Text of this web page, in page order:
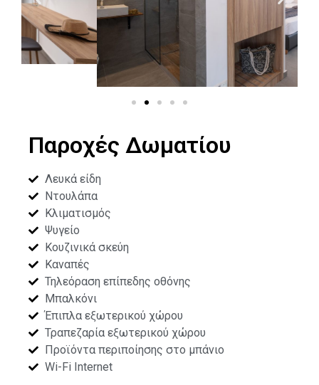
Παροχές Δωματίου
Λευκά είδη
Ντουλάπα
Κλιματισμός
Ψυγείο
Κουζινικά σκεύη
Καναπές
Τηλεόραση επίπεδης οθόνης
Μπαλκόνι
Έπιπλα εξωτερικού χώρου
Τραπεζαρία εξωτερικού χώρου
Προϊόντα περιποίησης στο μπάνιο
Wi-Fi Internet